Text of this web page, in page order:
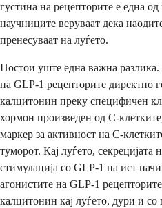
густина на рецепторите е една
научниците веруваат дека
пренесуваат на луѓето.
Постои уште една важна
на GLP-1 рецепторите директно
калцитонин преку специфичен
хормон произведен од C-
маркер за активност на C-
туморот. Кај луѓето,
стимулација со GLP-1 на ист
агонистите на GLP-1
калцитонин кај луѓето, дури и